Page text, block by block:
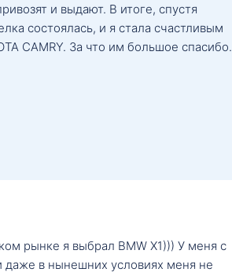
и выдают. В итоге, спустя
состоялась, и я стала счастливым
CAMRY. За что им большое спасибо.
рынке я выбрал BMW X1))) У меня с
даже в нынешних условиях меня не